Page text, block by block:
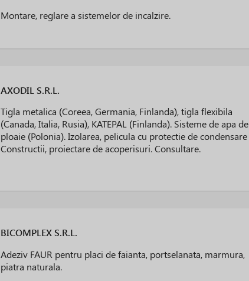
Montare, reglare a sistemelor de incalzire.
AXODIL S.R.L.
Tigla metalica (Coreea, Germania, Finlanda), tigla flexibila
(Canada, Italia, Rusia), KATEPAL (Finlanda). Sisteme de apa de
ploaie (Polonia). Izolarea, pelicula cu protectie de condensare
Constructii, proiectare de acoperisuri. Consultare.
BICOMPLEX S.R.L.
Adeziv FAUR pentru placi de faianta, portselanata, marmura,
piatra naturala.